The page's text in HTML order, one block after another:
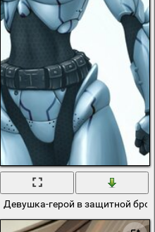
Девушка-герой в защитной